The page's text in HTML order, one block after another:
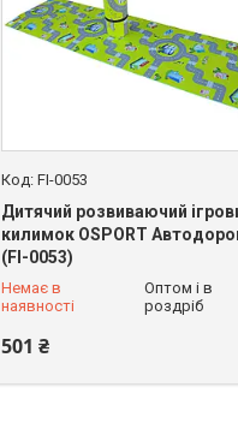
FI-0053
Дитячий розвиваючий
килимок OSPORT
(FI-0053)
Немає в
наявності
Оптом і в
роздріб
501 ₴
+380 (93) 625-49-82